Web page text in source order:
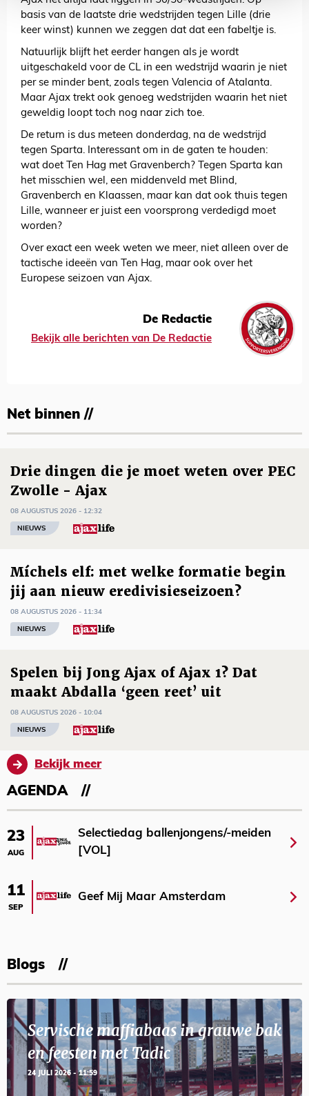
basis van de laatste drie wedstrijden tegen Lille (drie
keer winst) kunnen we zeggen dat dat een fabeltje is.
Natuurlijk blijft het eerder hangen als je wordt
uitgeschakeld voor de CL in een wedstrijd waarin je niet
per se minder bent, zoals tegen Valencia of Atalanta.
Maar Ajax trekt ook genoeg wedstrijden waarin het niet
geweldig loopt toch nog naar zich toe.
De return is dus meteen donderdag, na de wedstrijd
tegen Sparta. Interessant om in de gaten te houden:
wat doet Ten Hag met Gravenberch? Tegen Sparta kan
het misschien wel, een middenveld met Blind,
Gravenberch en Klaassen, maar kan dat ook thuis tegen
Lille, wanneer er juist een voorsprong verdedigd moet
worden?
Over exact een week weten we meer, niet alleen over de
tactische ideeën van Ten Hag, maar ook over het
Europese seizoen van Ajax.
De Redactie
Bekijk alle berichten van De Redactie
Net binnen //
Drie dingen die je moet weten over PEC
Zwolle - Ajax
08 AUGUSTUS 2026 - 12:32
NIEUWS
Míchels elf: met welke formatie begin
jij aan nieuw eredivisieseizoen?
08 AUGUSTUS 2026 - 11:34
NIEUWS
Spelen bij Jong Ajax of Ajax 1? Dat
maakt Abdalla ‘geen reet’ uit
08 AUGUSTUS 2026 - 10:04
NIEUWS
Bekijk meer
AGENDA
23
AUG
Selectiedag ballenjongens/-meiden
[VOL]
11
SEP
Geef Mij Maar Amsterdam
Blogs
Servische maffiabaas in grauwe bak
en feesten met Tadic
24 JULI 2026 - 11:59